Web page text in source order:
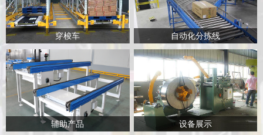
穿梭车 自动化分拣线
辅助产品 设备展示